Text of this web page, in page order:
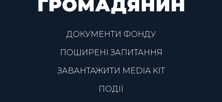
ДОКУМЕНТИ ФОНДУ
ПОШИРЕНІ ЗАПИТАННЯ
ЗАВАНТАЖИТИ MEDIA KIT
ПОДІЇ